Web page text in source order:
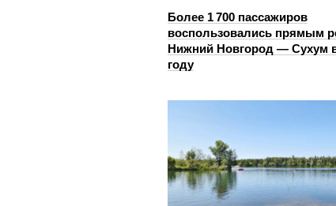
Более 1 700 пассажиров
воспользовались прямым
Нижний Новгород — Сухум
году